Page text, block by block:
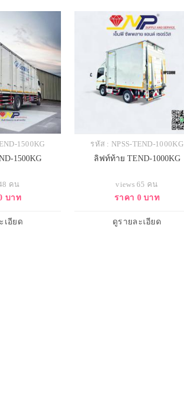
1500KG
1500KG
คน
บาท
เอียด
รหัส : NPSS-TEND-1000KG
ลิฟท์ท้าย TEND-1000KG
views 65 คน
ราคา 0 บาท
ดูรายละเอียด